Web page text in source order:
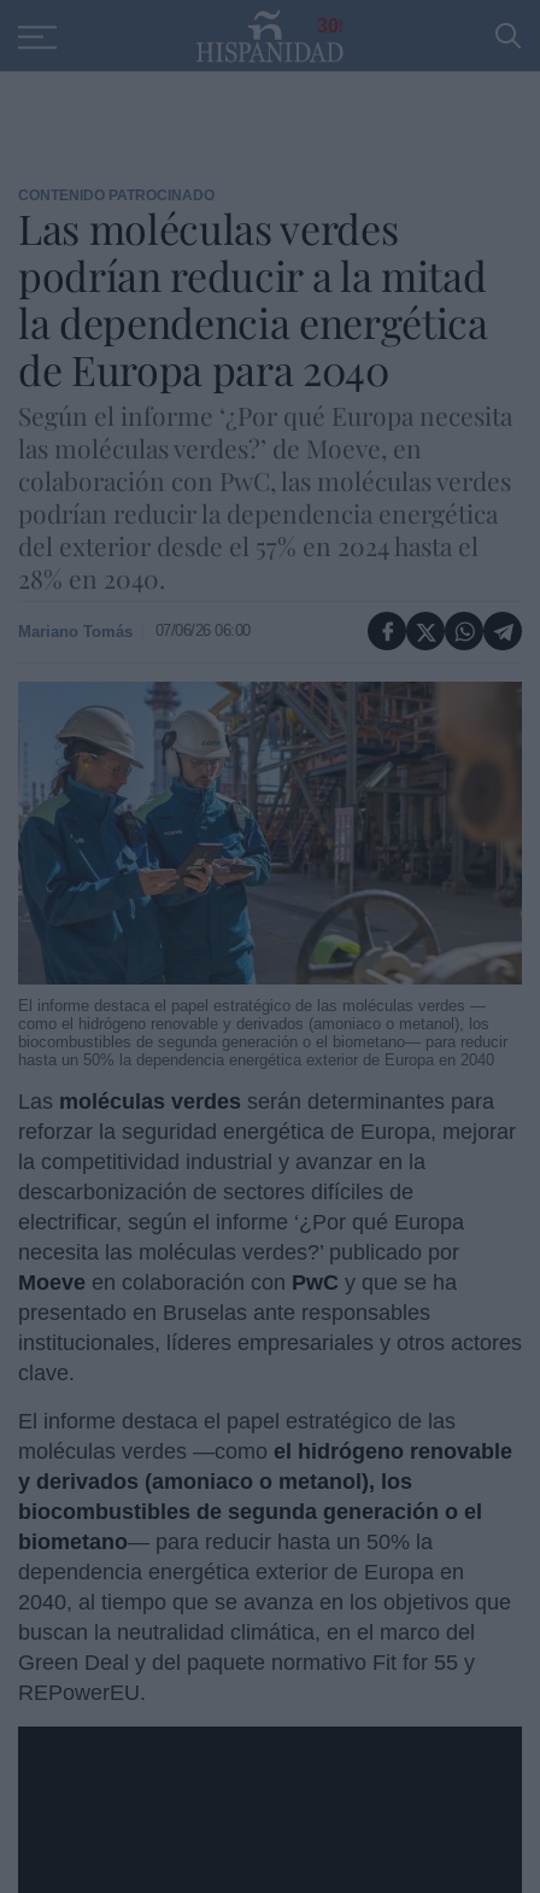
30
CONTENIDO PATROCINADO
Las moléculas verdes
podrían reducir a la mitad
la dependencia energética
de Europa para 2040
Según el informe ‘¿Por qué Europa necesita
las moléculas verdes?’ de Moeve, en
colaboración con PwC, las moléculas verdes
podrían reducir la dependencia energética
del exterior desde el 57% en 2024 hasta el
28% en 2040.
Mariano Tomás 07/06/26 06:00
El informe destaca el papel estratégico de las moléculas verdes —
como el hidrógeno renovable y derivados (amoniaco o metanol), los
biocombustibles de segunda generación o el biometano— para reducir
hasta un 50% la dependencia energética exterior de Europa en 2040
Las moléculas verdes serán determinantes para
reforzar la seguridad energética de Europa, mejorar
la competitividad industrial y avanzar en la
descarbonización de sectores difíciles de
electrificar, según el informe ‘¿Por qué Europa
necesita las moléculas verdes?’ publicado por
Moeve en colaboración con PwC y que se ha
presentado en Bruselas ante responsables
institucionales, líderes empresariales y otros actores
clave.
El informe destaca el papel estratégico de las
moléculas verdes —como el hidrógeno renovable
y derivados (amoniaco o metanol), los
biocombustibles de segunda generación o el
biometano— para reducir hasta un 50% la
dependencia energética exterior de Europa en
2040, al tiempo que se avanza en los objetivos que
buscan la neutralidad climática, en el marco del
Green Deal y del paquete normativo Fit for 55 y
REPowerEU.